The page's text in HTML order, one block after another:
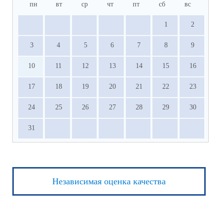
пн вт ср чт пт сб вс
1 2
3 4 5 6 7 8 9
10 11 12 13 14 15 16
17 18 19 20 21 22 23
24 25 26 27 28 29 30
31
Независимая оценка качества